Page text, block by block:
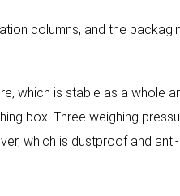
columns, and the
which is stable as a whole
box. Three weighing
which is dustproof and